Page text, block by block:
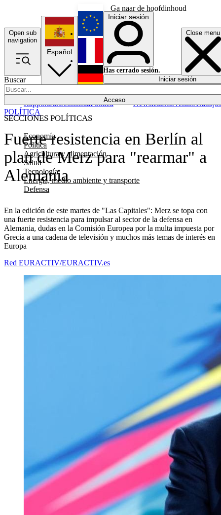
Ga naar de hoofdinhoud
Open sub
navigation
Close menu
Buscar
Acceso
SECCIONES POLÍTICAS
Economía
Política
Agricultura y alimentación
Salud
Tecnología
Energía, medio ambiente y transporte
Defensa
RapporteurEconomíaPolítica NewslettersEventosTrabajos
Español
English
Français
Iniciar sesión
Has cerrado sesión.
Iniciar sesión
Fuerte resistencia en Berlín al
plan de Merz para "rearmar" a
Alemania
En la edición de este martes de "Las Capitales": Merz se topa con
una fuerte resistencia para impulsar al sector de la defensa en
Alemania, dudas en la Comisión Europea por la multa impuesta por
Grecia a una cadena de televisión y muchos más temas de interés en
Europa
POLÍTICA
Red EURACTIV/EURACTIV.es